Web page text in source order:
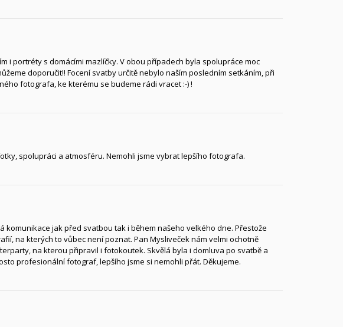
i portréty s domácími mazlíčky. V obou případech byla spolupráce moc
doporučit!! Focení svatby určitě nebylo naším posledním setkáním, při
fotografa, ke kterému se budeme rádi vracet :-) !
spolupráci a atmosféru. Nemohli jsme vybrat lepšího fotografa.
komunikace jak před svatbou tak i během našeho velkého dne. Přestože
na kterých to vůbec není poznat. Pan Mysliveček nám velmi ochotně
na kterou připravil i fotokoutek. Skvělá byla i domluva po svatbě a
profesionální fotograf, lepšího jsme si nemohli přát. Děkujeme.